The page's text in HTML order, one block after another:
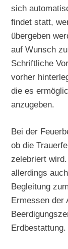
sich
findet statt,
übergeben
auf Wunsch
Schriftliche
vorher
die es
anzugeben.
Bei der
ob die
zelebriert
allerdings
Begleitung
Ermessen der
Erdbestattung.